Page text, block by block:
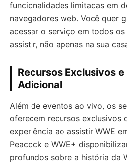
funcionalidades limitadas em
navegadores web. Você quer
acessar o serviço em todos os
assistir, não apenas na sua
Recursos Exclusivos
Adicional
Além de eventos ao vivo, os
oferecem recursos exclusivos
experiência ao assistir WWE
Peacock e WWE+
profundos sobre a história da